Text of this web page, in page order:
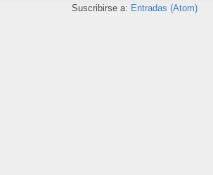
Suscribirse a: Entradas (Atom)